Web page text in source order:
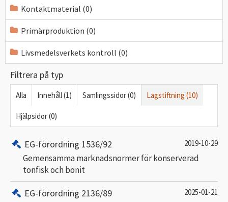
Kontaktmaterial (0)
Primärproduktion (0)
Livsmedelsverkets kontroll (0)
Filtrera på typ
Alla Innehåll (1) Samlingssidor (0) Lagstiftning (10)
Hjälpsidor (0)
EG-förordning 1536/92 2019-10-29
Gemensamma marknadsnormer för konserverad
tonfisk och bonit
EG-förordning 2136/89 2025-01-21